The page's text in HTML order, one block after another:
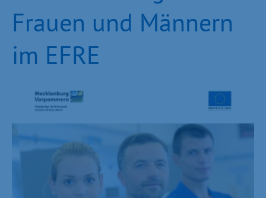
Frauen und Männern
im EFRE